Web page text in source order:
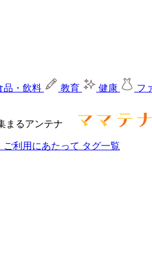
品・飲料 教育 健康 フ
まるアンテナ
ご利用にあたって タグ一覧